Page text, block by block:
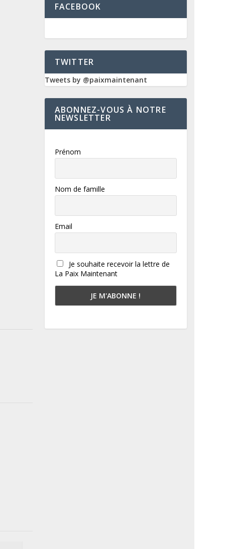
FACEBOOK
TWITTER
Tweets by @paixmaintenant
ABONNEZ-VOUS À NOTRE
NEWSLETTER
Prénom
Nom de famille
Email
Je souhaite recevoir la lettre de
La Paix Maintenant